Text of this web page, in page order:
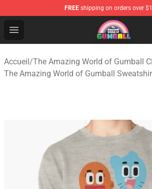
FREE shipping on orders over
Open menu
The Amazing World of Gumball
Accueil/The Amazing World of Gumball
The Amazing World of Gumball